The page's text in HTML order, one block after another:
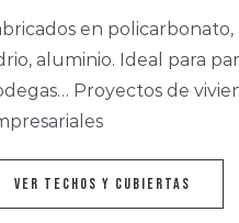
en policarbonato,
aluminio. Ideal para
Proyectos de
Ver Techos y Cubiertas